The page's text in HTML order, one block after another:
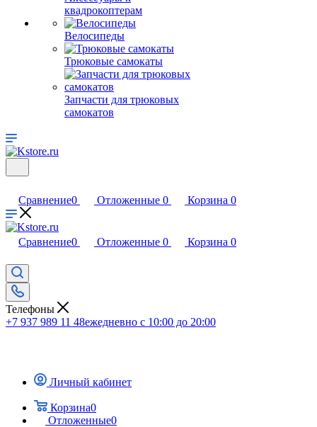
квадрокоптерам
Велосипеды
Трюковые самокаты
Запчасти для трюковых
самокатов
Сравнение0 Отложенные 0 Корзина 0
Сравнение0 Отложенные 0 Корзина 0
Телефоны
+7 937 989 11 48ежедневно с 10:00 до 20:00
Личный кабинет
Корзина0
Отложенные0